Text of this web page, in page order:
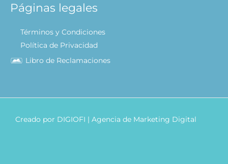
Páginas legales
Términos y Condiciones
Política de Privacidad
Libro de Reclamaciones
Creado por DIGIOFI | Agencia de Marketing Digital